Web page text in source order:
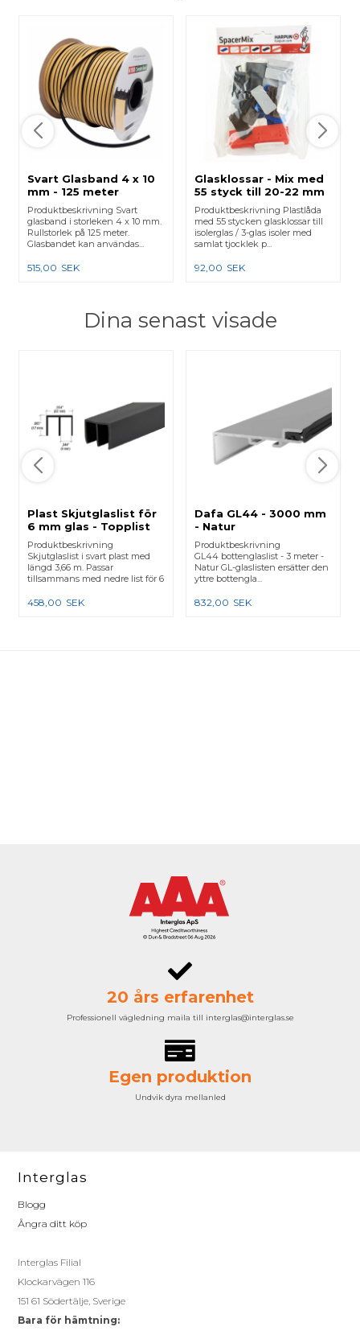
Svart Glasband 4 x 10
mm - 125 meter
Produktbeskrivning Svart
glasband i storleken 4 x 10 mm.
Rullstorlek på 125 meter.
Glasbandet kan användas...
515,00 SEK
Glasklossar - Mix med
55 styck till 20-22 mm
glas
Produktbeskrivning Plastlåda
med 55 stycken glasklossar till
isolerglas / 3-glas isoler med
samlat tjocklek p...
92,00 SEK
Dina senast visade
Plast Skjutglaslist för
6 mm glas - Topplist
3660 mm
Produktbeskrivning
Skjutglaslist i svart plast med
längd 3,66 m. Passar
tillsammans med nedre list för 6
458,00 SEK
Dafa GL44 - 3000 mm
- Natur
Produktbeskrivning
GL44 bottenglaslist - 3 meter -
Natur GL-glaslisten ersätter den
yttre bottengla...
832,00 SEK
20 års erfarenhet
Professionell vägledning maila till interglas@interglas.se
Egen produktion
Undvik dyra mellanled
Interglas
Blogg
Ångra ditt köp
Interglas Filial
Klockarvägen 116
151 61 Södertälje, Sverige
Bara för hämtning: